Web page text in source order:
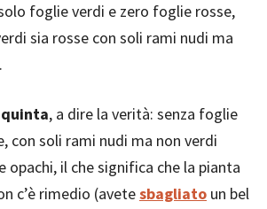
foglie verdi e zero foglie rosse,
sia rosse con soli rami nudi ma
quinta, a dire la verità: senza foglie
con soli rami nudi ma non verdi
opachi, il che significa che la pianta
c’è rimedio (avetesbagliato un bel